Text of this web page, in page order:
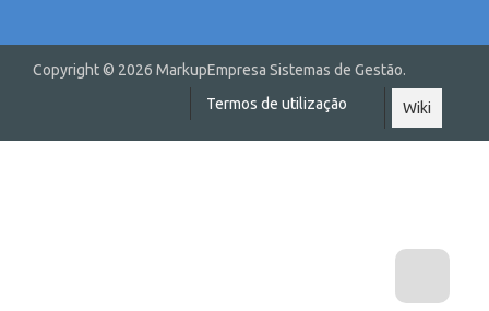
Copyright © 2026 MarkupEmpresa Sistemas de Gestão.
Termos de utilização
Wiki